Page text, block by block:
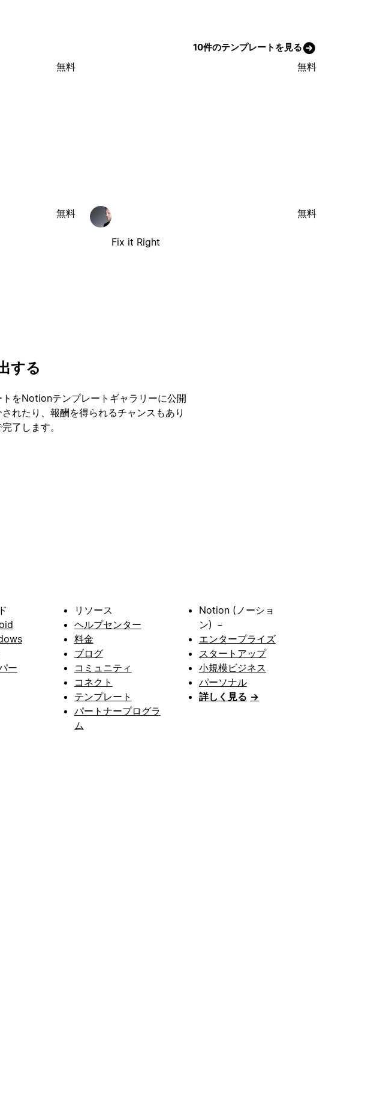
10件のテンプレートを見る
無料 無料
無料
Fix it Right
無料
する
をNotionテンプレートギャラリーに公開
れたり、報酬を得られるチャンスもあり
了します。
ー
リソース
ヘルプセンター
料金
ブログ
コミュニティ
コネクト
テンプレート
パートナープログラ
ム
Notion (ノーショ
ン) －
エンタープライズ
スタートアップ
小規模ビジネス
パーソナル
詳しく見る →